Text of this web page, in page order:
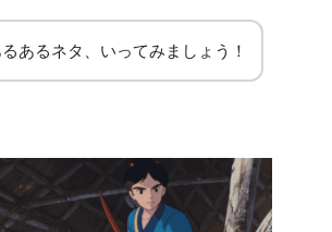
あるネタ、いってみましょう！